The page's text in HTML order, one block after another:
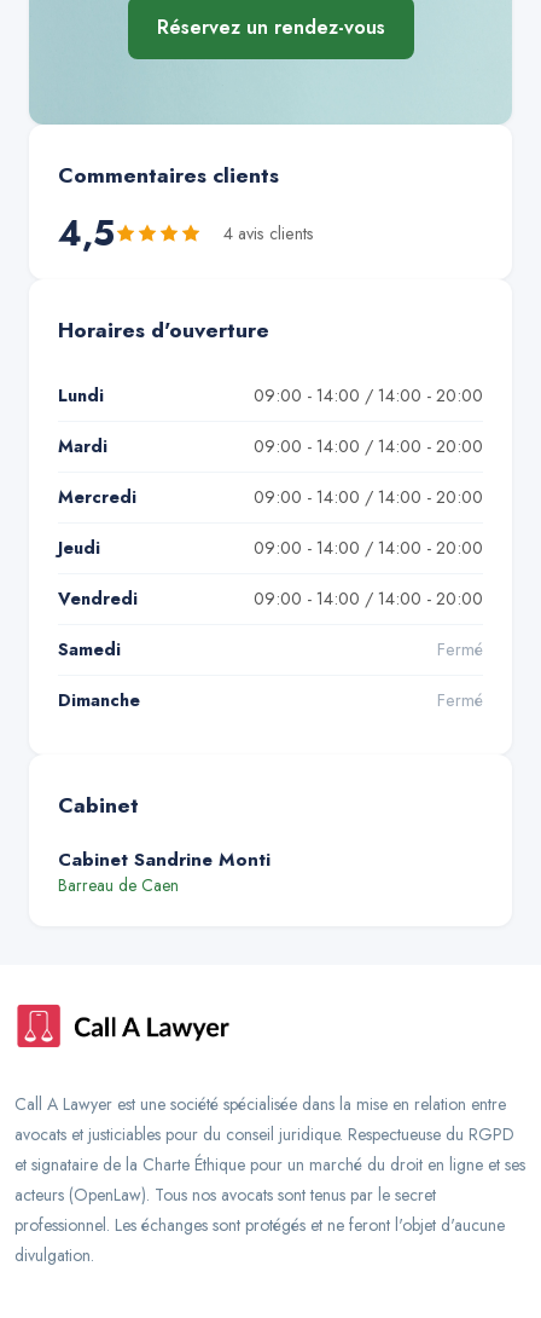
Réservez un rendez-vous
Commentaires clients
4,5 4 avis clients
Horaires d'ouverture
Lundi 09:00 - 14:00 / 14:00 - 20:00
Mardi 09:00 - 14:00 / 14:00 - 20:00
Mercredi 09:00 - 14:00 / 14:00 - 20:00
Jeudi 09:00 - 14:00 / 14:00 - 20:00
Vendredi 09:00 - 14:00 / 14:00 - 20:00
Samedi Fermé
Dimanche Fermé
Cabinet
Cabinet Sandrine Monti
Barreau de Caen
Call A Lawyer est une société spécialisée dans la mise en relation entre
avocats et justiciables pour du conseil juridique. Respectueuse du RGPD
et signataire de la Charte Éthique pour un marché du droit en ligne et ses
acteurs (OpenLaw). Tous nos avocats sont tenus par le secret
professionnel. Les échanges sont protégés et ne feront l'objet d'aucune
divulgation.